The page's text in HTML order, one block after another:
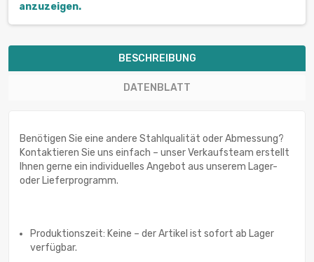
anzuzeigen.
BESCHREIBUNG
DATENBLATT
Benötigen Sie eine andere Stahlqualität oder Abmessung?
Kontaktieren Sie uns einfach – unser Verkaufsteam erstellt
Ihnen gerne ein individuelles Angebot aus unserem Lager-
oder Lieferprogramm.
Produktionszeit: Keine – der Artikel ist sofort ab Lager
verfügbar.